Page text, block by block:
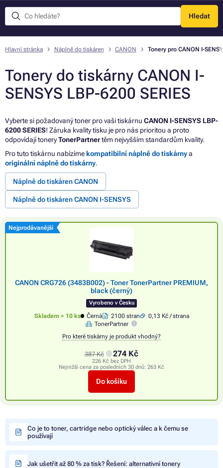
Hledat
Menu
Hlavní stránka Náplně do tiskáren CANON Tonery pro CANON I-
Tonery do tiskárny CANON I-
SENSYS LBP-6200 SERIES
Vyberte si požadovaný toner pro vaši tiskárnu CANON I-SENSYS LBP-
6200 SERIES! Záruka kvality tisku je pro nás prioritou a proto
odpovídají toneryTonerPartnertěm nejvyšším standardům kvality.
Pro tuto tiskárnu nabízíme kompatibilní náplně do tiskárnya
originální náplně do tiskárny.
Náplně do tiskáren CANON
Náplně do tiskáren CANON I-SENSYS
Nejprodávanější
CANON CRG726 (3483B002) - Toner TonerPartner PREMIUM,
black (černý)
Vyrobeno v Česku
Skladem > 10 ks Černá 2100 stran
0,13 Kč / strana
TonerPartner
Pro které tiskárny je produkt vhodný?
387 Kč 274 Kč
226 Kč bez DPH
Nejnižší cena za posledních 30 dnů: 263 Kč
Do košíku
Co je to toner, cartridge nebo optický válec a k čemu se
používají
Jak ušetřit až 80 % za tisk? Řešení: alternativní tonery